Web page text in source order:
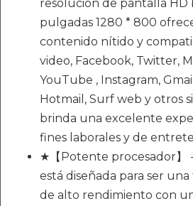
resolución de pantalla HD
pulgadas 1280 * 800
contenido nítido y
video, Facebook, Twitter,
YouTube , Instagram,
Hotmail, Surf web y otros
brinda una excelente
fines laborales y de
★【Potente procesador】
está diseñada para ser
de alto rendimiento con